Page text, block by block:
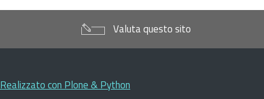
Valuta questo sito
Realizzato con Plone & Python